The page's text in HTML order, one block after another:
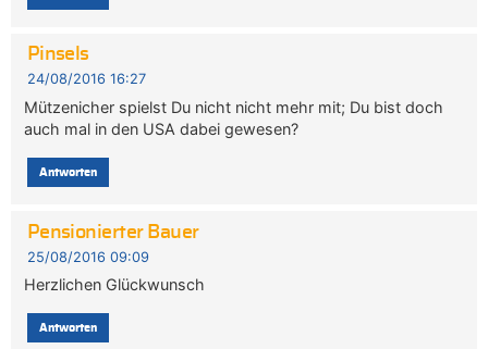
Pinsels
24/08/2016 16:27
Mützenicher spielst Du nicht nicht mehr mit; Du bist doch
auch mal in den USA dabei gewesen?
Antworten
Pensionierter Bauer
25/08/2016 09:09
Herzlichen Glückwunsch
Antworten